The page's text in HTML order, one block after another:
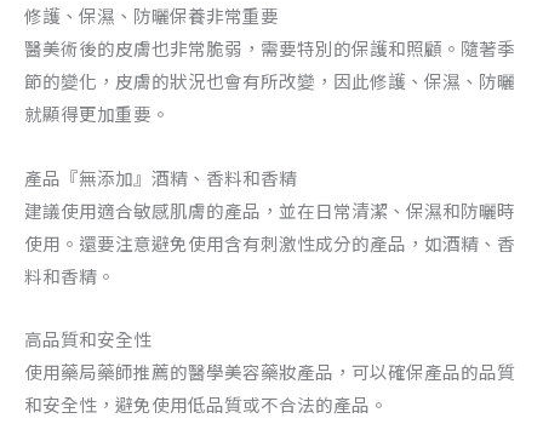
修護、保濕、防曬保養非常重要
醫美術後的皮膚也非常脆弱，需要特別的保護和照顧。隨著季
節的變化，皮膚的狀況也會有所改變，因此修護、保濕、防曬
就顯得更加重要。
產品『無添加』酒精、香料和香精
建議使用適合敏感肌膚的產品，並在日常清潔、保濕和防曬時
使用。還要注意避免使用含有刺激性成分的產品，如酒精、香
料和香精。
高品質和安全性
使用藥局藥師推薦的醫學美容藥妝產品，可以確保產品的品質
和安全性，避免使用低品質或不合法的產品。